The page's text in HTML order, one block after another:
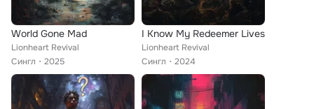
World Gone Mad
Lionheart Revival
Сингл
2025
I Know My Redeemer Lives
Lionheart Revival
Сингл
2024